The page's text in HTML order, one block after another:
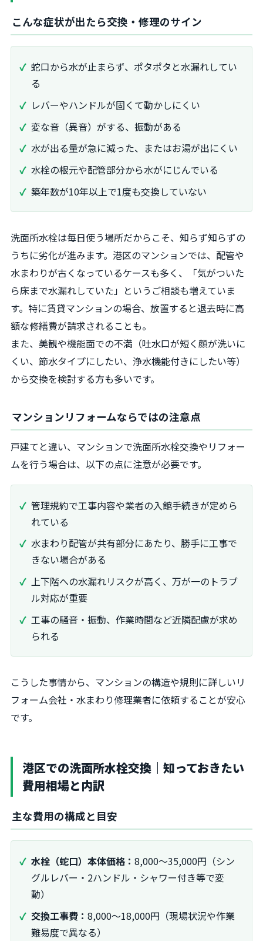
こんな症状が出たら交換・修理のサイン
蛇口から水が止まらず、ポタポタと水漏れしてい
る
レバーやハンドルが固くて動かしにくい
変な音（異音）がする、振動がある
水が出る量が急に減った、またはお湯が出にくい
水栓の根元や配管部分から水がにじんでいる
築年数が10年以上で1度も交換していない
洗面所水栓は毎日使う場所だからこそ、知らず知らずの
うちに劣化が進みます。港区のマンションでは、配管や
水まわりが古くなっているケースも多く、「気がついた
ら床まで水漏れしていた」というご相談も増えていま
す。特に賃貸マンションの場合、放置すると退去時に高
額な修繕費が請求されることも。
また、美観や機能面での不満（吐水口が短く顔が洗いに
くい、節水タイプにしたい、浄水機能付きにしたい等）
から交換を検討する方も多いです。
マンションリフォームならではの注意点
戸建てと違い、マンションで洗面所水栓交換やリフォー
ムを行う場合は、以下の点に注意が必要です。
管理規約で工事内容や業者の入館手続きが定めら
れている
水まわり配管が共有部分にあたり、勝手に工事で
きない場合がある
上下階への水漏れリスクが高く、万が一のトラブ
ル対応が重要
工事の騒音・振動、作業時間など近隣配慮が求め
られる
こうした事情から、マンションの構造や規則に詳しいリ
フォーム会社・水まわり修理業者に依頼することが安心
です。
港区での洗面所水栓交換｜知っておきたい
費用相場と内訳
主な費用の構成と目安
水栓（蛇口）本体価格： 8,000～35,000円（シン
グルレバー・2ハンドル・シャワー付き等で変
動）
交換工事費： 8,000～18,000円（現場状況や作業
難易度で異なる）